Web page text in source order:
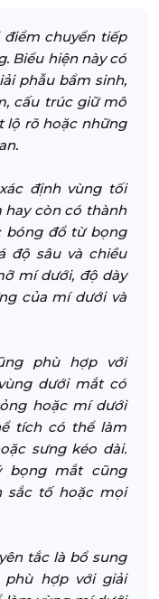
điểm chuyển tiếp
Biểu hiện này có
phẫu bẩm sinh,
cấu trúc giữ mô
lộ rõ hoặc những
định vùng tối
còn có thành
bóng đổ từ bọng
độ sâu và chiều
mí dưới, độ dày
của mí dưới và
phù hợp với
dưới mắt có
hoặc mí dưới
tích có thể làm
sưng kéo dài.
bọng mắt cũng
sắc tố hoặc mọi
tắc là bổ sung
hợp với giải